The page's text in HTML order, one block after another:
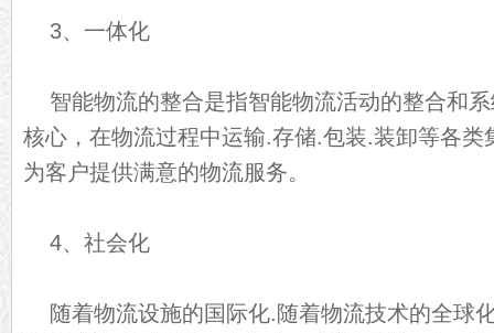
3、一体化
智能物流的整合是指智能物流活动的整合和
核心，在物流过程中运输.存储.包装.装卸等各类
为客户提供满意的物流服务。
4、社会化
随着物流设施的国际化.随着物流技术的全球